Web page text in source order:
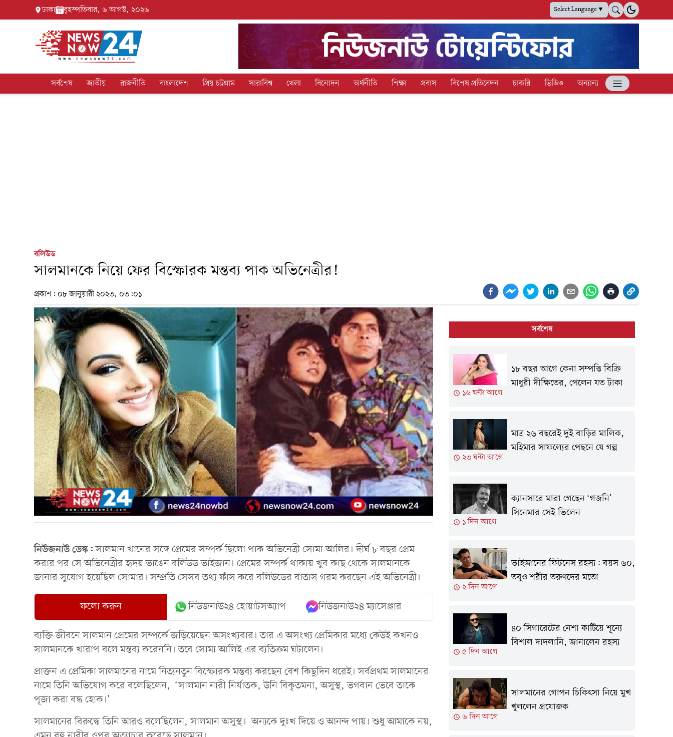
ঢাকা বৃহস্পতিবার, ৬ আগস্ট, ২০২৬ Select Language▼
সর্বশেষ জাতীয় রাজনীতি বাংলাদেশ প্রিয় চট্টগ্রাম সারাবিশ্ব খেলা বিনোদন অর্থনীতি শিক্ষা প্রবাস বিশেষ প্রতিবেদন চাকরি ভিডিও অন্যান্য
বলিউড
সালমানকে নিয়ে ফের বিস্ফোরক মন্তব্য পাক অভিনেত্রীর!
প্রকাশ: ০৮ জানুয়ারী ২০২৩, ০৩:০১
নিউজনাউ ডেস্ক:সালমান খানের সঙ্গে প্রেমের সম্পর্ক ছিলো পাক অভিনেত্রী সোমা আলির। দীর্ঘ ৮ বছর প্রেম
করার পর সে অভিনেত্রীর হৃদয় ভাঙেন বলিউড ভাইজান। প্রেমের সম্পর্ক থাকায় খুব কাছ থেকে সালমানকে
জানার সুযোগ হয়েছিল সোমার। সম্প্রতি সেসব তথ্য ফাঁস করে বলিউডের বাতাস গরম করছেন এই অভিনেত্রী।
ফলো করুন নিউজনাউ২৪ হোয়াটসঅ্যাপ নিউজনাউ২৪ ম্যাসেঞ্জার
ব্যক্তি জীবনে সালমান প্রেমের সম্পর্কে জড়িয়েছেন অসংখ্যবার। তার এ অসংখ্য প্রেমিকার মধ্যে কেউই কখনও
সালমানকে খারাপ বলে মন্তব্য করেননি। তবে সোমা আলিই এর ব্যতিক্রম ঘটালেন।
প্রাক্তন এ প্রেমিকা সালমানের নামে নিত্যনতুন বিস্ফোরক মন্তব্য করছেন বেশ কিছুদিন ধরেই। সর্বপ্রথম সালমানের
নামে তিনি অভিযোগ করে বলেছিলেন, ‘সালমান নারী নির্যাতক, উনি বিকৃতমনা, অসুস্থ, ভগবান ভেবে তাকে
পূজা করা বন্ধ হোক।’
সালমানের বিরুদ্ধে তিনি আরও বলেছিলেন, সালমান অসুস্থ। অন্যকে দুঃখ দিয়ে ও আনন্দ পায়। শুধু আমাকে নয়,
সর্বশেষ
১৬ ঘন্টা আগে
১৮ বছর আগে কেনা সম্পত্তি বিক্রি
মাধুরী দীক্ষিতের, পেলেন যত টাকা
২৩ ঘন্টা আগে
মাত্র ২৬ বছরেই দুই বাড়ির মালিক,
মহিমার সাফল্যের পেছনে যে গল্প
১ দিন আগে
ক্যানসারে মারা গেছেন ‘গজনি’
সিনেমার সেই ভিলেন
২ দিন আগে
ভাইজানের ফিটনেস রহস্য: বয়স ৬০,
তবুও শরীর তরুণদের মতো
৫ দিন আগে
৪০ সিগারেটের নেশা কাটিয়ে শূন্যে
বিশাল দাদলানি, জানালেন রহস্য
৬ দিন আগে
সালমানের গোপন চিকিৎসা নিয়ে মুখ
খুললেন প্রযোজক